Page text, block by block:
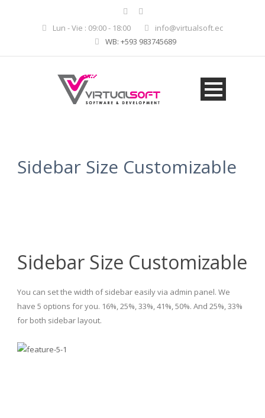
Lun - Vie : 09:00 - 18:00
info@virtualsoft.ec
WB: +593 983745689
Sidebar Size Customizable
Sidebar Size Customizable
You can set the width of sidebar easily via admin panel. We
have 5 options for you. 16%, 25%, 33%, 41%, 50%. And 25%, 33%
for both sidebar layout.